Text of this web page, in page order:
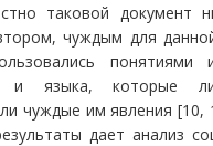
таковой документ
чуждым для
понятиями
и языка, которые
чуждые им явления [10,
дает анализ